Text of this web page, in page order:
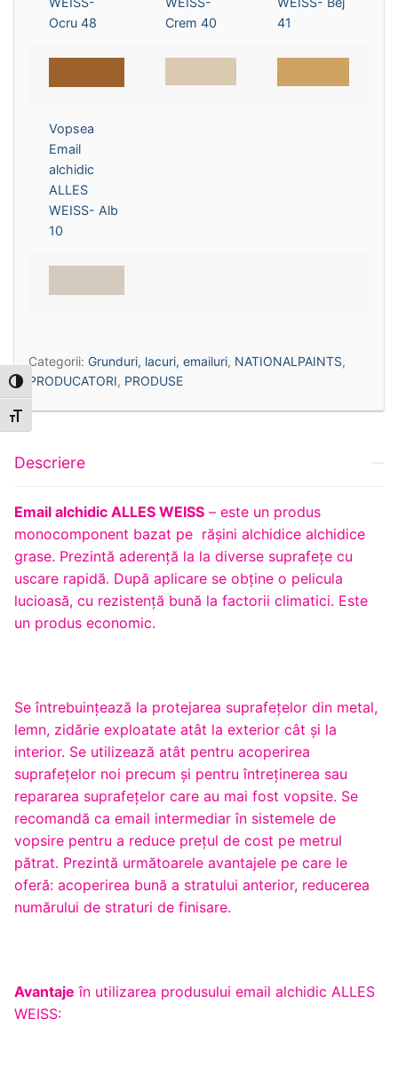
Toggle High Contrast
Toggle Font size
Ocru 48
Crem 40
41
Vopsea
Email
alchidic
ALLES
WEISS- Alb
10
Categorii: Grunduri, lacuri, emailuri, NATIONALPAINTS,
PRODUCATORI, PRODUSE
Descriere
Email alchidic ALLES WEISS – este un produs
monocomponent bazat pe rășini alchidice alchidice
grase. Prezintă aderență la la diverse suprafețe cu
uscare rapidă. După aplicare se obține o pelicula
lucioasă, cu rezistență bună la factorii climatici. Este
un produs economic.
Se întrebuinţează la protejarea suprafeţelor din metal,
lemn, zidărie exploatate atât la exterior cât şi la
interior. Se utilizează atât pentru acoperirea
suprafeţelor noi precum şi pentru întreţinerea sau
repararea suprafeţelor care au mai fost vopsite. Se
recomandă ca email intermediar în sistemele de
vopsire pentru a reduce preţul de cost pe metrul
pătrat. Prezintă următoarele avantajele pe care le
oferă: acoperirea bună a stratului anterior, reducerea
numărului de straturi de finisare.
Avantaje în utilizarea produsului email alchidic ALLES
WEISS: